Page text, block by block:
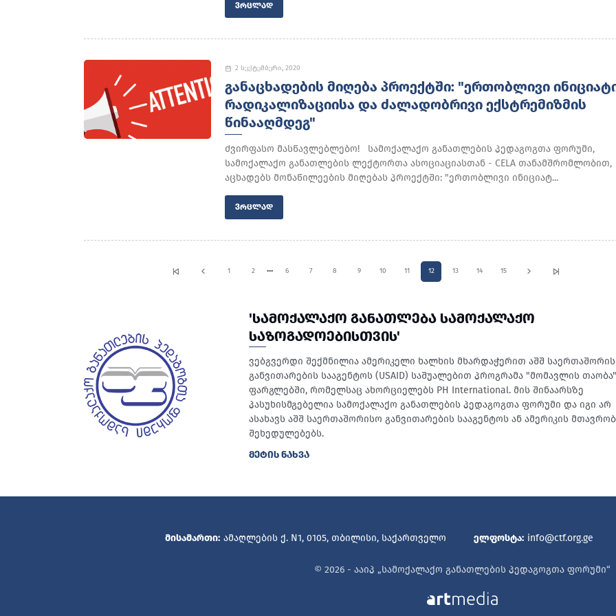
ᲕᲠᲪᲚᲐᲓ
2 სექტემბერი, 2020
ᲒᲐᲜᲐᲪᲮᲐᲓᲔᲑᲘᲡ ᲛᲘᲦᲔᲑᲐ ᲞᲠᲝᲔᲥᲢᲨᲘ: "ᲔᲠᲗᲝᲑᲚᲘᲕᲘ
ᲠᲐᲓᲘᲙᲐᲚᲘᲖᲐᲪᲘᲘᲡᲐ ᲓᲐ ᲫᲐᲚᲐᲓᲝᲑᲠᲘᲕᲘ ᲔᲥᲡᲢᲠᲔᲛᲘᲖᲛᲘᲡ
ᲬᲘᲜᲐᲐᲦᲛᲓᲔᲒ"
ძვირფასო მასწავლებლებო! სამოქალაქო განათლების პედაგოგთა ფორუმი,
სამოქალაქო განათლების ლექტორთა ასოციაციასთან - CELA თანამშრომლობით,
აცხადებს მონაწილეების მიღებას პროექტში: "ერთობლივი ინიციატ...
ᲕᲠᲪᲚᲐᲓ
1 2 ... 6 7 8 9 10 11 12 13 14 15
'ᲡᲐᲛᲝᲥᲐᲚᲐᲥᲝ ᲒᲐᲜᲐᲗᲚᲔᲑᲐ ᲡᲐᲛᲝᲥᲐᲚᲐᲥᲝ
ᲡᲐᲖᲝᲒᲐᲓᲝᲔᲑᲘᲡᲗᲕᲘᲡ'
ვებგვერდი შექმნილია ამერიკელი ხალხის მხარდაჭერით აშშ
განვითარების სააგენტოს (USAID) საშუალებით პროგრამა "მომავლის თაობა"
ფარგლებში, რომელსაც ახორციელებს PH International. მის შინაარსზე
პასუხისმგებელია სამოქალაქო განათლების პედაგოგთა ფორუმი და იგი არ
ასახავს აშშ საერთაშორისო განვითარების სააგენტოს ან ამერიკის
შეხედულებებს.
ᲛᲔᲢᲘᲡ ᲜᲐᲮᲕᲐ
მისამართი: ამაღლების ქ. N1, 0105, თბილისი, საქართველო ელფოსტა: info@ctf.org.ge
© 2026 - ააიპ „სამოქალაქო განათლების პედაგოგთა ფორუმი“